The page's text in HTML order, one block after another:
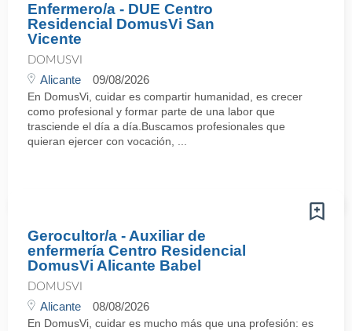
Enfermero/a - DUE Centro
Residencial DomusVi San
Vicente
DOMUSVI
Alicante 09/08/2026
En DomusVi, cuidar es compartir humanidad, es crecer
como profesional y formar parte de una labor que
trasciende el día a día.Buscamos profesionales que
quieran ejercer con vocación, ...
Gerocultor/a - Auxiliar de
enfermería Centro Residencial
DomusVi Alicante Babel
DOMUSVI
Alicante 08/08/2026
En DomusVi, cuidar es mucho más que una profesión: es